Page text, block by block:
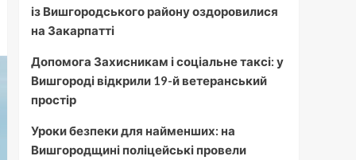
із Вишгородського району оздоровилися
на Закарпатті
Допомога Захисникам і соціальне таксі: у
Вишгороді відкрили 19-й ветеранський
простір
Уроки безпеки для найменших: на
Вишгородщині поліцейські провели